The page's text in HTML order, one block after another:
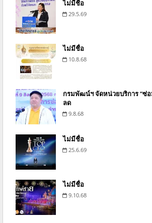
ไม่มีชื่อ
29.5.69
ไม่มีชื่อ
10.8.68
กรมพัฒน์ฯ จัดหน่วยบริการ “ซ่อ
ลด
9.8.68
ไม่มีชื่อ
25.6.69
ไม่มีชื่อ
9.10.68